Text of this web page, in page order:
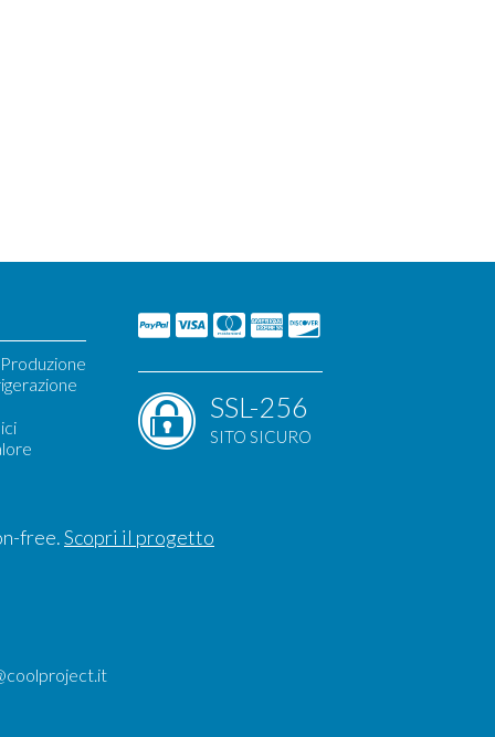
SSL-256
SITO SICURO
free.Scopri il progetto